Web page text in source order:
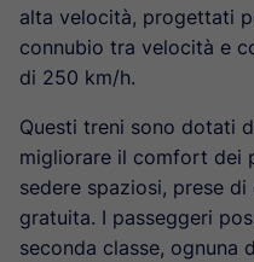
alta velocità, progettati
connubio tra velocità e
di 250 km/h.
Questi treni sono dotati
migliorare il comfort dei
sedere spaziosi, prese
gratuita. I passeggeri
seconda classe, ognuna